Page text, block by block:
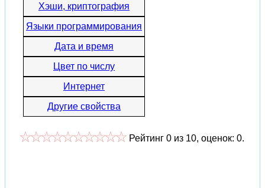
Хэши, криптография
Языки программирования
Дата и время
Цвет по числу
Интернет
Другие свойства
Рейтинг 0 из 10, оценок: 0.